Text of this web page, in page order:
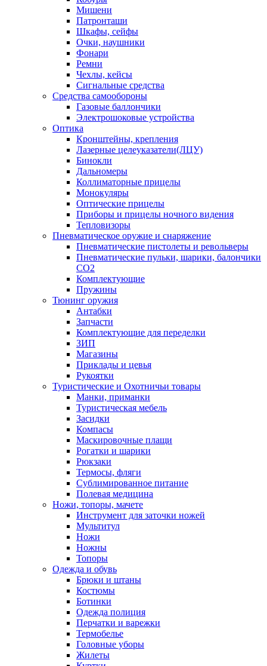
Мишени
Патронташи
Шкафы, сейфы
Очки, наушники
Фонари
Ремни
Чехлы, кейсы
Сигнальные средства
Средства самообороны
Газовые баллончики
Электрошоковые устройства
Оптика
Кронштейны, крепления
Лазерные целеуказатели(ЛЦУ)
Бинокли
Дальномеры
Коллиматорные прицелы
Монокуляры
Оптические прицелы
Приборы и прицелы ночного видения
Тепловизоры
Пневматическое оружие и снаряжение
Пневматические пистолеты и револьверы
Пневматические пульки, шарики, балончики
CO2
Комплектующие
Пружины
Тюнинг оружия
Антабки
Запчасти
Комплектующие для переделки
ЗИП
Магазины
Приклады и цевья
Рукоятки
Туристические и Охотничьи товары
Манки, приманки
Туристическая мебель
Засидки
Компасы
Маскировочные плащи
Рогатки и шарики
Рюкзаки
Термосы, фляги
Сублимированное питание
Полевая медицина
Ножи, топоры, мачете
Инструмент для заточки ножей
Мультитул
Ножи
Ножны
Топоры
Одежда и обувь
Брюки и штаны
Костюмы
Ботинки
Одежда полиция
Перчатки и варежки
Термобелье
Головные уборы
Жилеты